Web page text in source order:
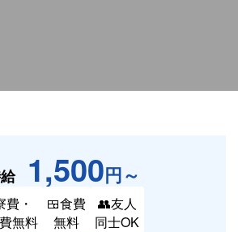
1,500円～
費・
無料
🍱食費
無料
👥友人
同士OK